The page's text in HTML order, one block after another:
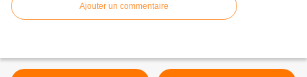
Ajouter un commentaire